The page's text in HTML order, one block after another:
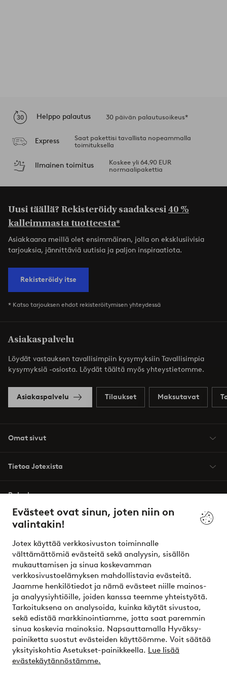
Evästeet ovat sinun, joten niin on
valintakin!
Jotex käyttää verkkosivuston toiminnalle
välttämättömiä evästeitä sekä analyysin, sisällön
mukauttamisen ja sinua koskevamman
verkkosivustoelämyksen mahdollistavia evästeitä.
Jaamme henkilötiedot ja nämä evästeet niille mainos-
ja analyysiyhtiöille, joiden kanssa teemme yhteistyötä.
Tarkoituksena on analysoida, kuinka käytät sivustoa,
sekä edistää markkinointiamme, jotta saat paremmin
sinua koskevia mainoksia. Napsauttamalla Hyväksy-
painiketta suostut evästeiden käyttöömme. Voit säätää
yksityiskohtia Asetukset-painikkeella. Lue lisää
evästekäytännöstämme.
Helppo palautus 30 päivän palautusoikeus*
Express
Saat pakettisi tavallista nopeammalla
toimituksella
Ilmainen toimitus
Koskee yli 64,90 EUR
normaalipakettia
Uusi täällä? Rekisteröidy saadaksesi40 %
kalleimmasta tuotteesta*
Asiakkaana meillä olet ensimmäinen, jolla on eksklusiivisia
tarjouksia, jännittäviä uutisia ja paljon inspiraatiota.
Rekisteröidy itse
* Katso tarjouksen ehdot rekisteröitymisen yhteydessä
Asiakaspalvelu
Löydät vastauksen tavallisimpiin kysymyksiin Tavallisimpia
kysymyksiä -osiosta. Löydät täältä myös yhteystietomme.
Asiakaspalvelu Tilaukset Maksutavat
Omat sivut
Tietoa Jotexista
Palvelumme
Ehdot
Ystävät
Turvalliset maksut – maksa nyt tai erissä
Haluatko tietää lisää maksuvaihtoehdoistamme?
elpy